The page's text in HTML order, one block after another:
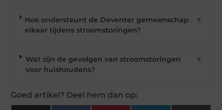
Hoe ondersteunt de Deventer gemeenschap
elkaar tijdens stroomstoringen?
▼
Wat zijn de gevolgen van stroomstoringen
voor huishoudens?
▼
Goed artikel? Deel hem dan op: